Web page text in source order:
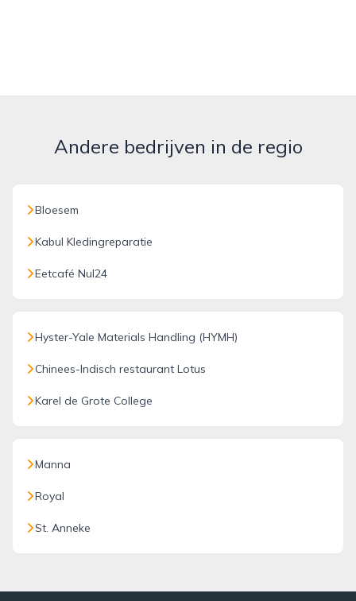
Andere bedrijven in de regio
Bloesem
Kabul Kledingreparatie
Eetcafé Nul24
Hyster-Yale Materials Handling (HYMH)
Chinees-Indisch restaurant Lotus
Karel de Grote College
Manna
Royal
St. Anneke